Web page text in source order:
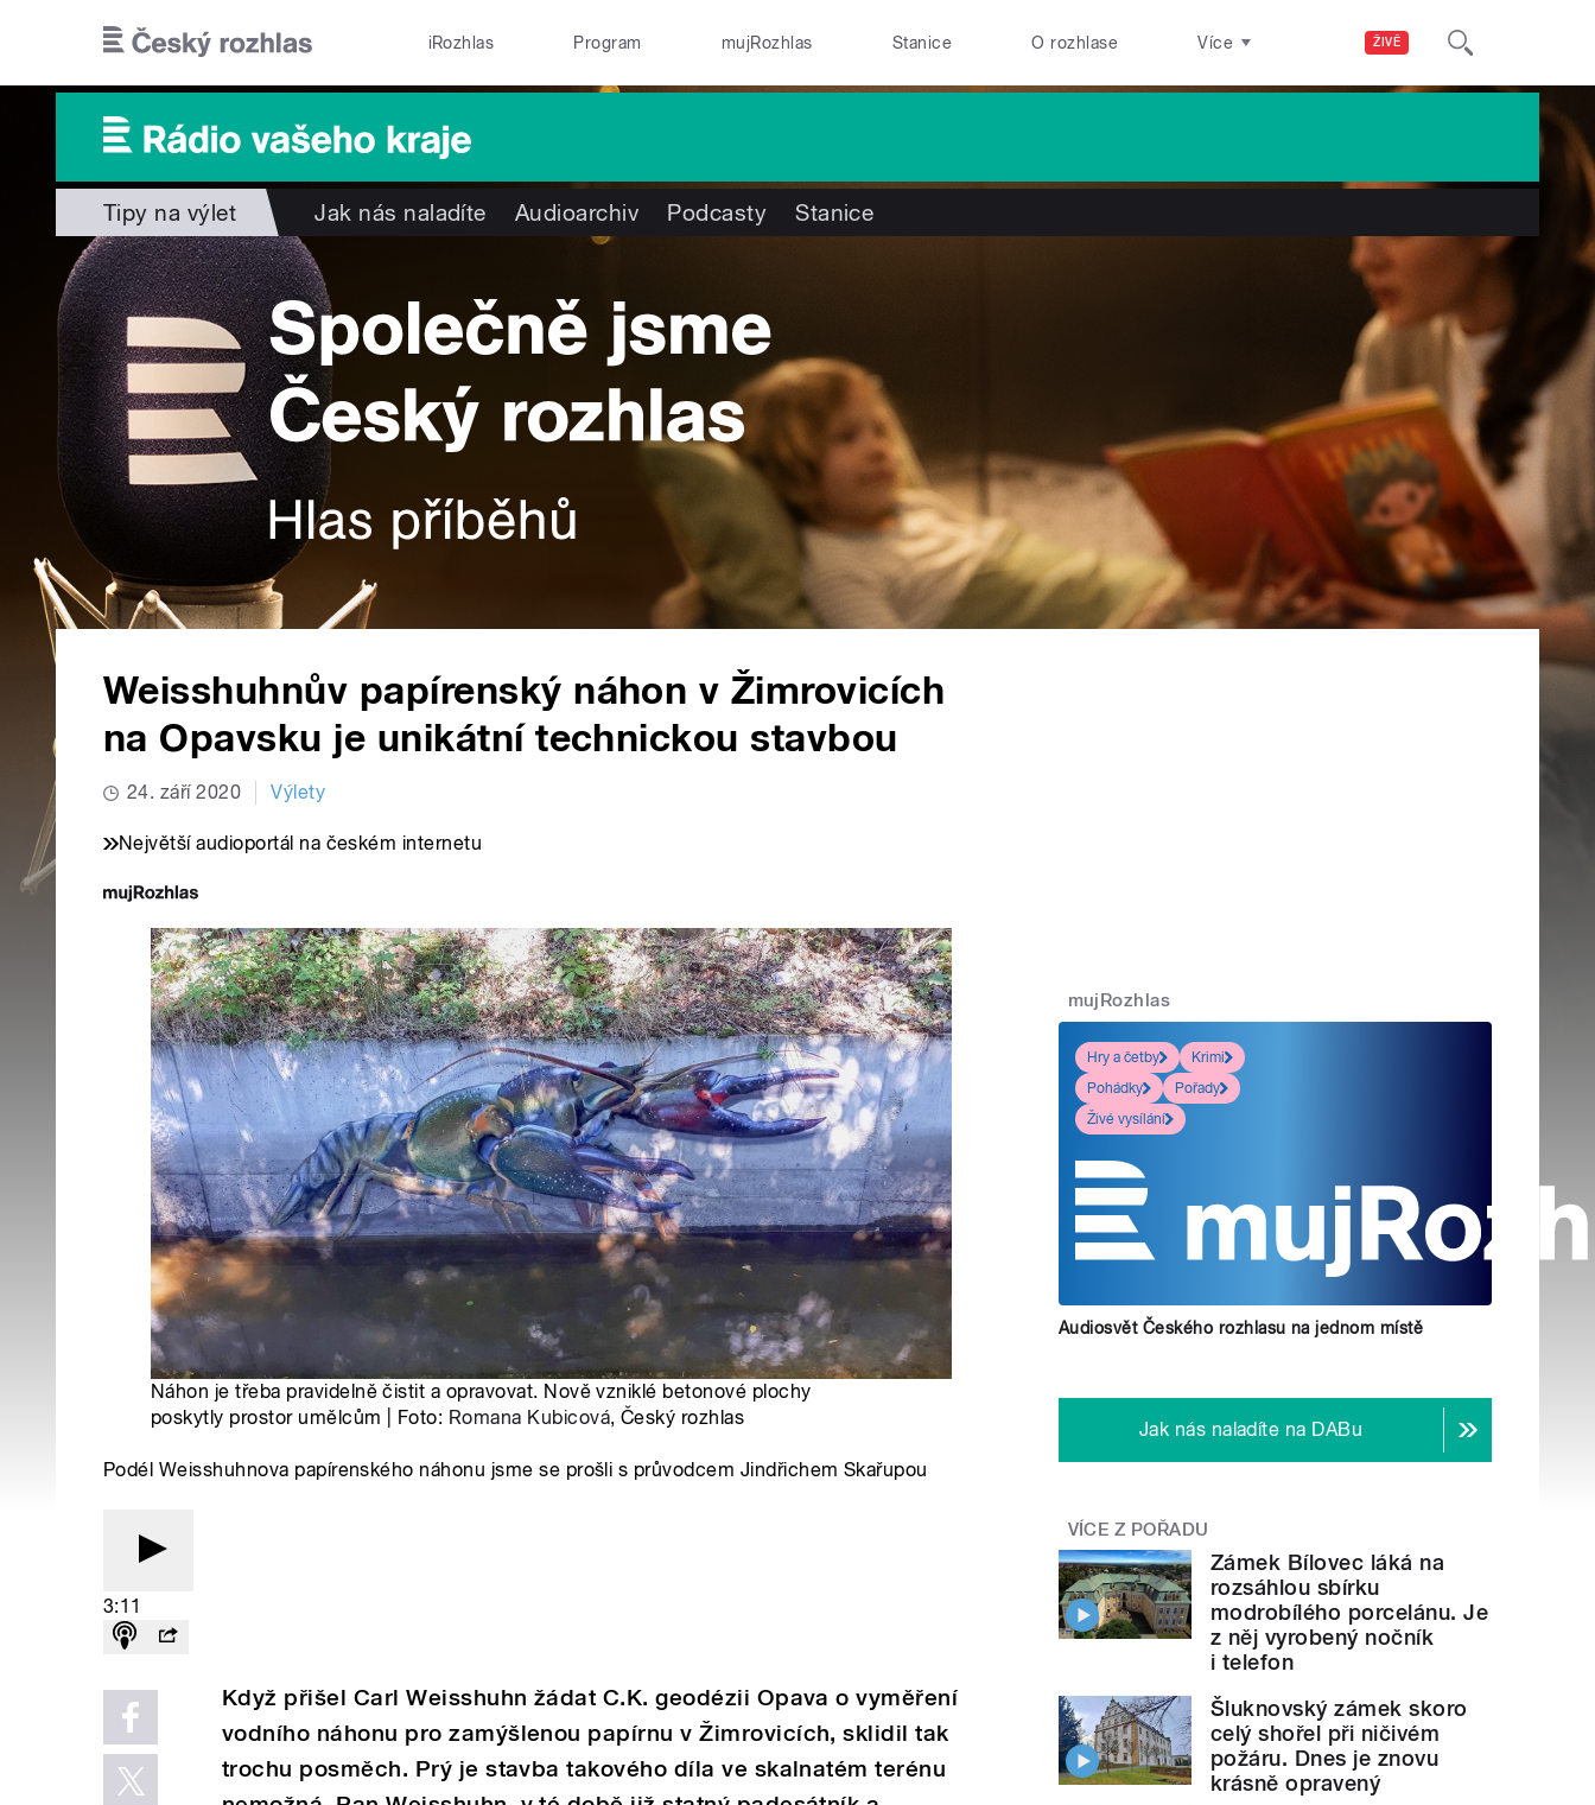
ŽIVĚ
iRozhlas Program mujRozhlas Stanice O rozhlase Více
Tipy na výlet Jak nás naladíte Audioarchiv Podcasty Stanice
Weisshuhnův papírenský náhon v Žimrovicích
na Opavsku je unikátní technickou stavbou
24. září 2020 Výlety
Největší audioportál na českém internetu
Náhon je třeba pravidelně čistit a opravovat. Nově vzniklé betonové plochy
poskytly prostor umělcům | Foto: Romana Kubicová, Český rozhlas
Podél Weisshuhnova papírenského náhonu jsme se prošli s průvodcem Jindřichem Skařupou
3:11
Když přišel Carl Weisshuhn žádat C.K. geodézii Opava o vyměření
vodního náhonu pro zamýšlenou papírnu v Žimrovicích, sklidil tak
trochu posměch. Prý je stavba takového díla ve skalnatém terénu
mujRozhlas
Hry a četby
Krimi
Pohádky
Pořady
Živé vysílání
Audiosvět Českého rozhlasu na jednom místě
Jak nás naladíte na DABu
VÍCE Z POŘADU
Zámek Bílovec láká na
rozsáhlou sbírku
modrobílého porcelánu. Je
z něj vyrobený nočník
i telefon
Šluknovský zámek skoro
celý shořel při ničivém
požáru. Dnes je znovu
krásně opravený